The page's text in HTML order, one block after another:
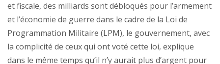
et fiscale, des milliards sont débloqués pour l’armement
et l’économie de guerre dans le cadre de la Loi de
Programmation Militaire (LPM), le gouvernement, avec
la complicité de ceux qui ont voté cette loi, explique
dans le même temps qu’il n’y aurait plus d’argent pour